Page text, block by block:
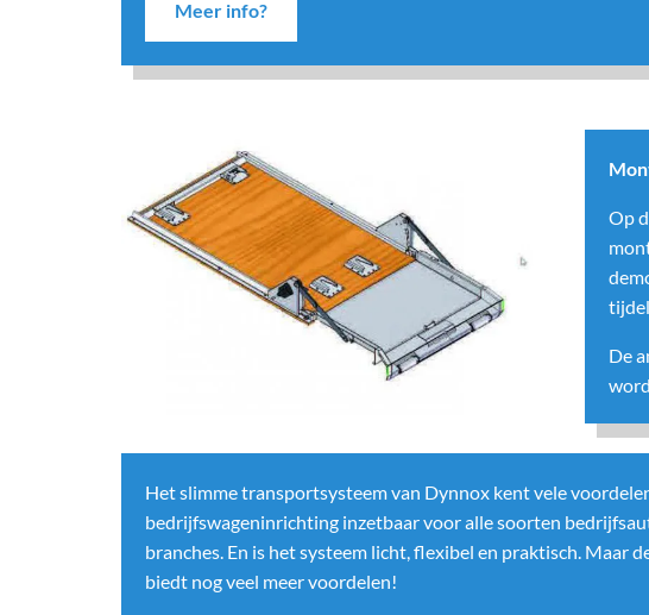
Meer info?
Op
De
Het slimme transportsysteem van Dynnox kent vele
bedrijfswageninrichting inzetbaar voor alle soorten
branches. En is het systeem licht, flexibel en praktisch. Maar
biedt nog veel meer voordelen!